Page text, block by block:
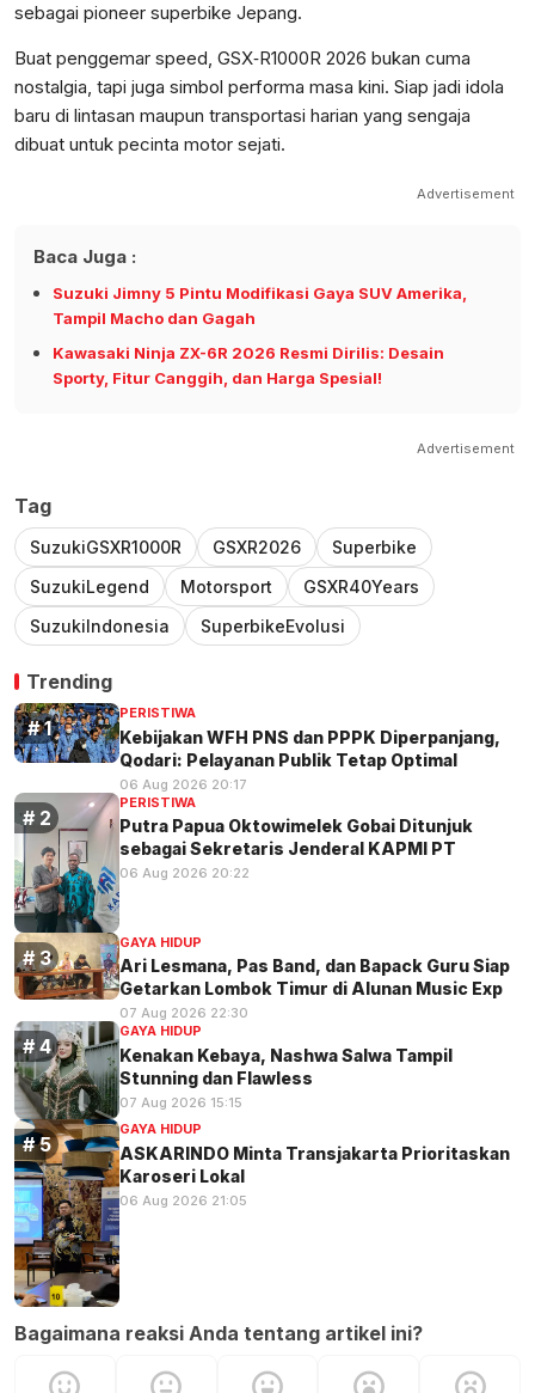
sebagai pioneer superbike Jepang.
Buat penggemar speed, GSX‑R1000R 2026 bukan cuma
nostalgia, tapi juga simbol performa masa kini. Siap jadi idola
baru di lintasan maupun transportasi harian yang sengaja
dibuat untuk pecinta motor sejati.
Advertisement
Baca Juga :
Suzuki Jimny 5 Pintu Modifikasi Gaya SUV Amerika,
Tampil Macho dan Gagah
Kawasaki Ninja ZX-6R 2026 Resmi Dirilis: Desain
Sporty, Fitur Canggih, dan Harga Spesial!
Advertisement
Tag
SuzukiGSXR1000R GSXR2026
Superbike
SuzukiLegend
Motorsport
GSXR40Years
SuzukiIndonesia
SuperbikeEvolusi
Trending
PERISTIWA
Kebijakan WFH PNS dan PPPK Diperpanjang,
Qodari: Pelayanan Publik Tetap Optimal
06 Aug 2026 20:17
PERISTIWA
Putra Papua Oktowimelek Gobai Ditunjuk
sebagai Sekretaris Jenderal KAPMI PT
06 Aug 2026 20:22
GAYA HIDUP
Ari Lesmana, Pas Band, dan Bapack Guru Siap
Getarkan Lombok Timur di Alunan Music Exp
07 Aug 2026 22:30
GAYA HIDUP
Kenakan Kebaya, Nashwa Salwa Tampil
Stunning dan Flawless
07 Aug 2026 15:15
GAYA HIDUP
ASKARINDO Minta Transjakarta Prioritaskan
Karoseri Lokal
06 Aug 2026 21:05
Bagaimana reaksi Anda tentang artikel ini?